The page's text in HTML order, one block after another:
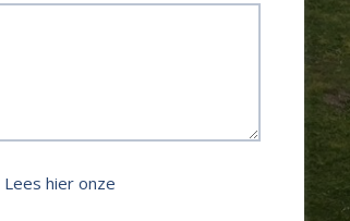
Lees hier onze